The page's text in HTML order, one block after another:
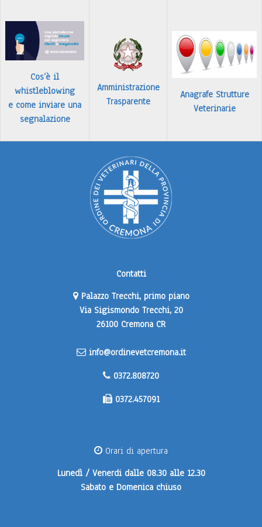
Cos’è il
whistleblowing
e come inviare una
segnalazione
Amministrazione
Trasparente
Anagrafe Strutture
Veterinarie
Contatti
Palazzo Trecchi, primo piano
Via Sigismondo Trecchi, 20
26100 Cremona CR
info@ordinevetcremona.it
0372.808720
0372.457091
Orari di apertura
Lunedì / Venerdidalle 08.30 alle 12.30
Sabato e Domenica chiuso